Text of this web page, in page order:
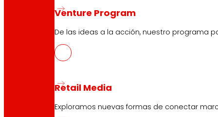
Venture Program
De las ideas a la acción, nuestro programa
Retail Media
Exploramos nuevas formas de conectar